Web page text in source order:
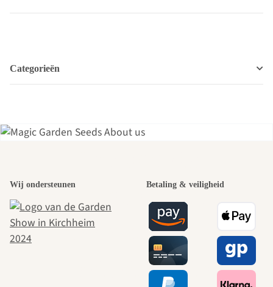
Categorieën
mooiste paden
naar onszelf
leidt door de
Wij ondersteunen Betaling & veiligheid